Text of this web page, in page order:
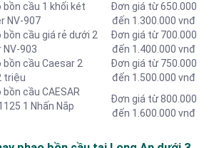
bồn cầu 1 khối két
NV-907
Đơn giá từ 650.000
đến 1.300.000 vnđ
bồn cầu giá rẻ dưới 2
NV-903
Đơn giá từ 700.000
đến 1.400.000 vnđ
bồn cầu Caesar 2
triệu
Đơn giá từ 750.000
đến 1.500.000 vnđ
cầu CAESAR
1 Nhấn Nắp
Đơn giá từ 800.000
đến 1.600.000 vnđ